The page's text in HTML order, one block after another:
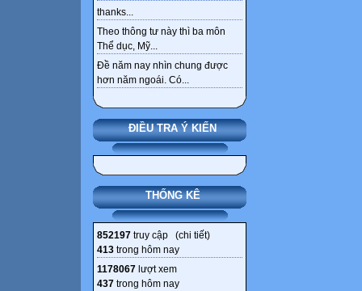
thanks...
Theo thông tư này thì ba môn
Thể dục, Mỹ...
Đề năm nay nhìn chung được
hơn năm ngoái. Có...
ĐIỀU TRA Ý KIẾN
THỐNG KÊ
852197 truy cập (chi tiết)
413 trong hôm nay
1178067 lượt xem
437 trong hôm nay